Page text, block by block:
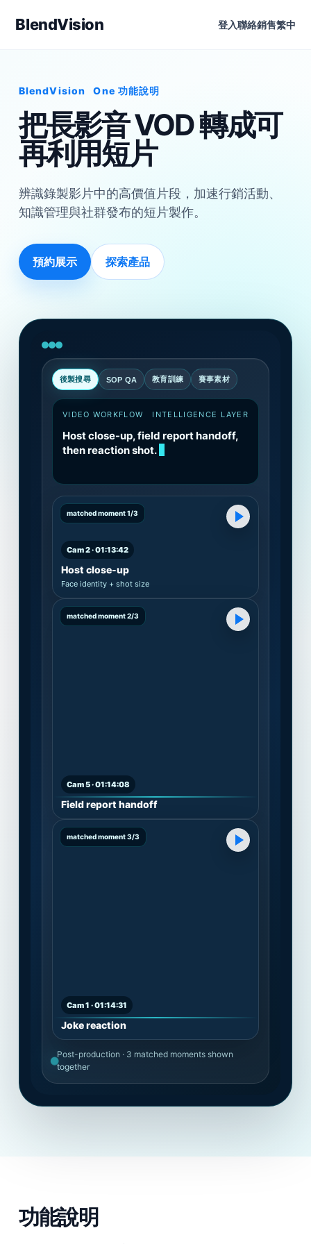
BlendVision 登入聯絡銷售繁中
BlendVision One 功能說明
把長影音 VOD 轉成可
再利用短片
辨識錄製影片中的高價值片段，加速行銷活動、
知識管理與社群發布的短片製作。
預約展示 探索產品
後製搜尋 SOP QA 教育訓練 賽事素材
VIDEO WORKFLOW INTELLIGENCE LAYER
Host close-up, field report handoff,
then reaction shot.
matched moment 1/3
Cam 2 · 01:13:42
Host close-up
Face identity + shot size
matched moment 2/3
Cam 5 · 01:14:08
Field report handoff
matched moment 3/3
Cam 1 · 01:14:31
Joke reaction
Post-production · 3 matched moments shown
together
功能說明